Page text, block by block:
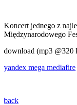
Koncert jednego z
Międzynarodowego
download (mp3 @320
yandex mega mediafire
back